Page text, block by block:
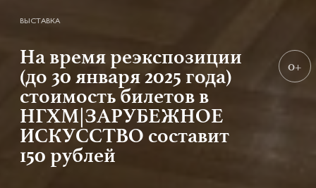
ВЫСТАВКА
На время реэкспозиции
(до 30 января 2025 года)
стоимость билетов в
НГХМ|ЗАРУБЕЖНОЕ
ИСКУССТВО составит
150 рублей
0+